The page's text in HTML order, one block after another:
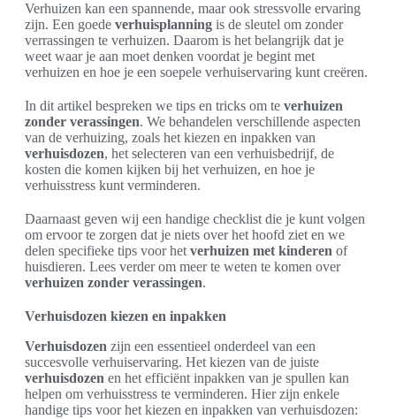
Verhuizen kan een spannende, maar ook stressvolle ervaring
zijn. Een goede verhuisplanning is de sleutel om zonder
verrassingen te verhuizen. Daarom is het belangrijk dat je
weet waar je aan moet denken voordat je begint met
verhuizen en hoe je een soepele verhuiservaring kunt creëren.
In dit artikel bespreken we tips en tricks om te verhuizen
zonder verassingen. We behandelen verschillende aspecten
van de verhuizing, zoals het kiezen en inpakken van
verhuisdozen, het selecteren van een verhuisbedrijf, de
kosten die komen kijken bij het verhuizen, en hoe je
verhuisstress kunt verminderen.
Daarnaast geven wij een handige checklist die je kunt volgen
om ervoor te zorgen dat je niets over het hoofd ziet en we
delen specifieke tips voor het verhuizen met kinderen of
huisdieren. Lees verder om meer te weten te komen over
verhuizen zonder verassingen.
Verhuisdozen kiezen en inpakken
Verhuisdozen zijn een essentieel onderdeel van een
succesvolle verhuiservaring. Het kiezen van de juiste
verhuisdozen en het efficiënt inpakken van je spullen kan
helpen om verhuisstress te verminderen. Hier zijn enkele
handige tips voor het kiezen en inpakken van verhuisdozen: